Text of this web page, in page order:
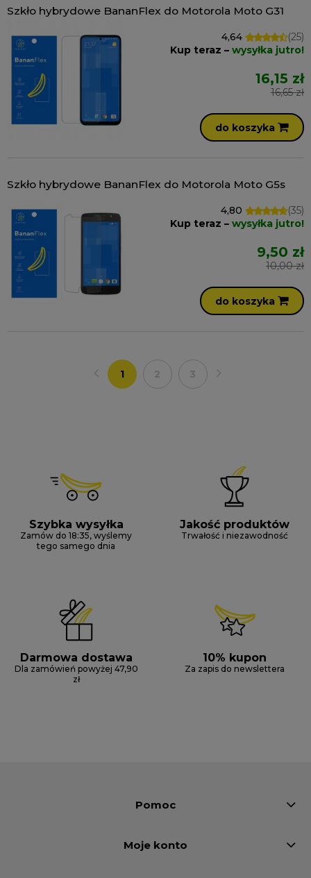
Szkło hybrydowe BananFlex do Motorola Moto G31
4,64
(25)
Kup teraz – wysyłka jutro!
16,15 zł
16,65 zł
do koszyka
Szkło hybrydowe BananFlex do Motorola Moto G5s
4,80
(35)
Kup teraz – wysyłka jutro!
9,50 zł
10,00 zł
do koszyka
1 2 3
Szybka wysyłka
Zamów do 18:35, wyślemy
tego samego dnia
Jakość produktów
Trwałość i niezawodność
Darmowa dostawa
Dla zamówień powyżej 47,90
zł
10% kupon
Za zapis do newslettera
Pomoc
Moje konto